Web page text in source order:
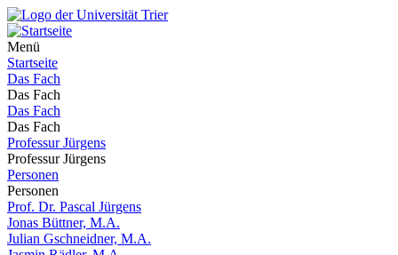
Menü
Startseite
Das Fach
Das Fach
Das Fach
Das Fach
Professur Jürgens
Professur Jürgens
Personen
Personen
Prof. Dr. Pascal Jürgens
Jonas Büttner, M.A.
Julian Gschneidner, M.A.